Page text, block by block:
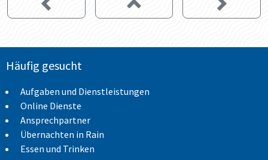
Häufig gesucht
Aufgaben und Dienstleistungen
Online Dienste
Ansprechpartner
Übernachten in Rain
Essen und Trinken